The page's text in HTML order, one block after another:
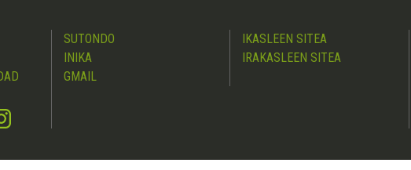
SUTONDO
INIKA
GMAIL
IKASLEEN SITEA
IRAKASLEEN SITEA